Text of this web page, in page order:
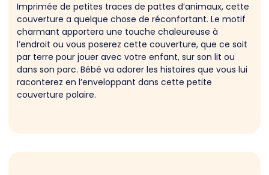
Imprimée de petites traces de pattes d’animaux, cette
couverture a quelque chose de réconfortant. Le motif
charmant apportera une touche chaleureuse à
l’endroit ou vous poserez cette couverture, que ce soit
par terre pour jouer avec votre enfant, sur son lit ou
dans son parc. Bébé va adorer les histoires que vous lui
raconterez en l’enveloppant dans cette petite
couverture polaire.